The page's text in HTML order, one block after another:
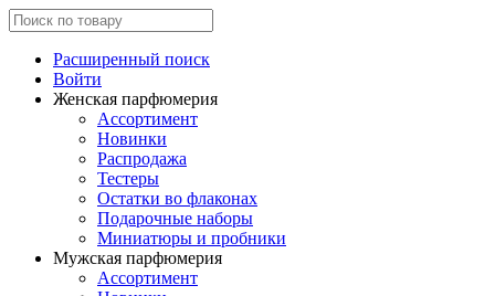
Расширенный поиск
Войти
Женская парфюмерия
Ассортимент
Новинки
Распродажа
Тестеры
Остатки во флаконах
Подарочные наборы
Миниатюры и пробники
Мужская парфюмерия
Ассортимент